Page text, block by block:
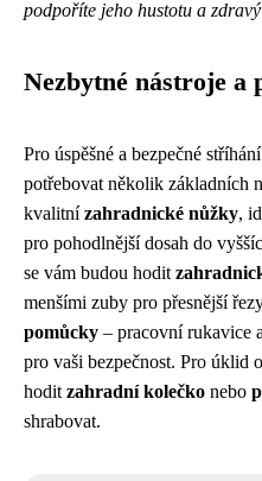
podpoříte jeho hustotu a
Nezbytné nástroje a
Pro úspěšné a bezpečné
potřebovat několik základních
kvalitnízahradnické nůžky,
pro pohodlnější dosah do
se vám budou hodit
menšími zuby pro přesnější
pomůcky – pracovní rukavice
pro vaši bezpečnost. Pro úklid
hodit zahradní kolečko nebo
shrabovat.